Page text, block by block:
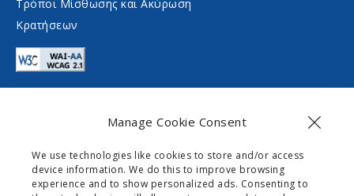
Manage Cookie Consent
We use technologies like cookies to store and/or access
device information. We do this to improve browsing
experience and to show personalized ads. Consenting to
m
e
d
i
l
m
e
d
Τρόποι Μίσθωσης και Ακύρωση
Κρατήσεων
info@gogomobility.gr